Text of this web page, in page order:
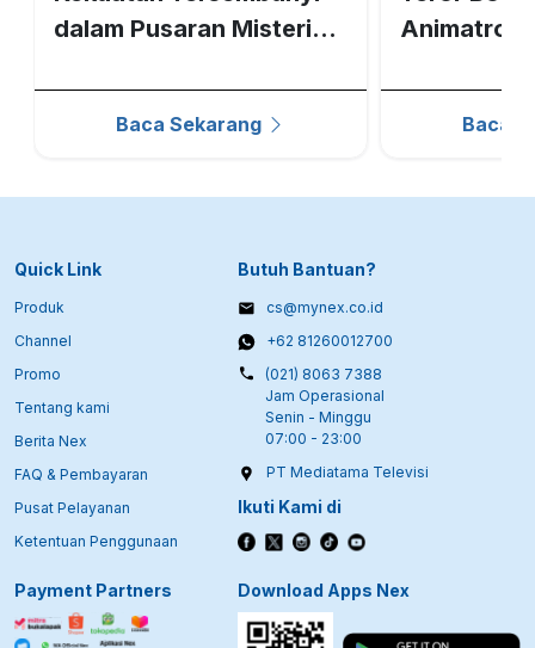
dalam Pusaran Misteri
Baca Sekarang Baca
Quick Link
Produk
Channel
Promo
Tentang kami
Berita Nex
FAQ & Pembayaran
Pusat Pelayanan
Ketentuan Penggunaan
Butuh Bantuan?
cs@mynex.co.id
+62 81260012700
(021) 8063 7388
Jam Operasional
Senin - Minggu
07:00 - 23:00
PT Mediatama Televisi
Ikuti Kami di
Payment Partners Download Apps Nex